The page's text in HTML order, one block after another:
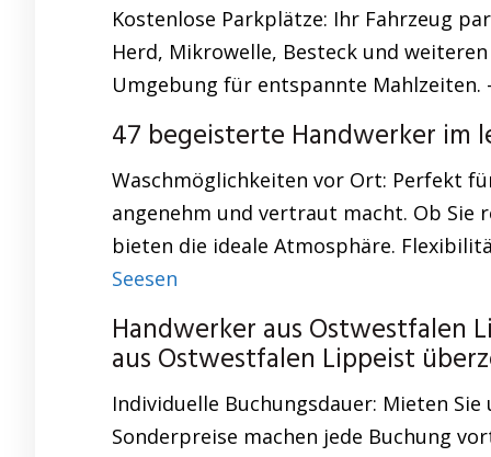
Kostenlose Parkplätze: Ihr Fahrzeug
Herd, Mikrowelle, Besteck und
Umgebung für entspannte Mahlzeiten.
47 begeisterte Handwerker im
Waschmöglichkeiten vor Ort: Perfekt
angenehm und vertraut macht. Ob Sie
bieten die ideale Atmosphäre.
Seesen
Handwerker aus Ostwestfalen
aus Ostwestfalen Lippeist
Individuelle Buchungsdauer: Mieten
Sonderpreise machen jede Buchung